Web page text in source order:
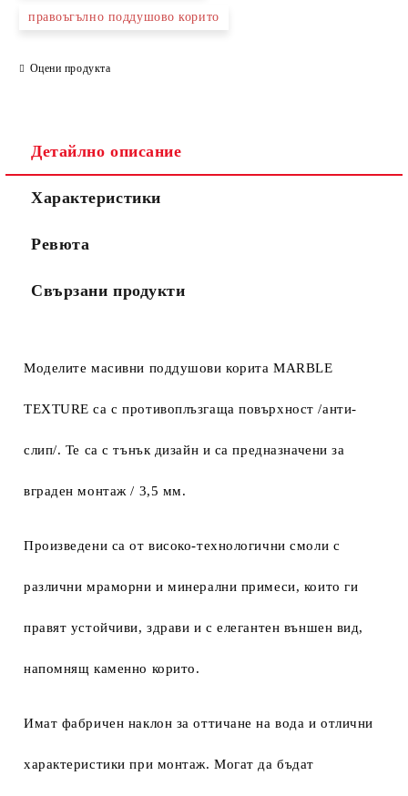
правоъгълно поддушово корито
Оцени продукта
Детайлно описание
Характеристики
Ревюта
Свързани продукти
Моделите масивни поддушови коритаMARBLE
TEXTURE са спротивоплъзгаща повърхност /анти-
слип/. Те са с тънък дизайн и са предназначени за
вграден монтаж / 3,5 мм.
Произведени са от високо-технологични смоли с
различни мраморни и минерални примеси, които ги
правят устойчиви, здрави и с елегантен външен вид,
напомнящ каменно корито.
Имат фабричен наклон за оттичане на вода и отлични
характеристики при монтаж. Могат да бъдат